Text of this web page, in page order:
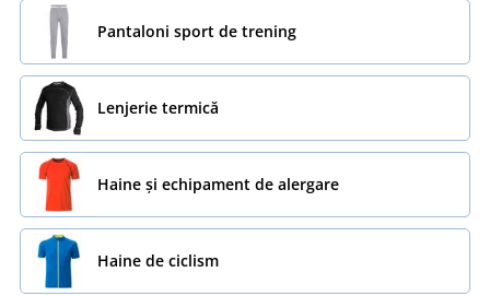
Pantaloni sport de trening
Lenjerie termică
Haine și echipament de alergare
Haine de ciclism